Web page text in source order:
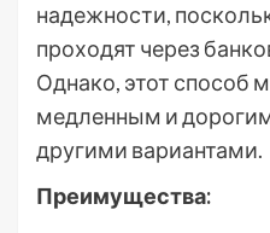
надежности,
проходят через
Однако, этот способ
медленным и
другими вариантами.
Преимущества: